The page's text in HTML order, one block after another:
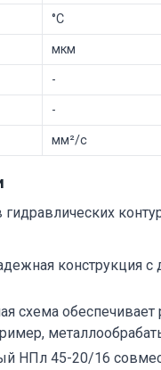
°C
мкм
-
-
мм²/с
конструкция
схема
НПл 45-20/16